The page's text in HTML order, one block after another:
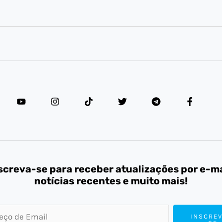
se para receber atualizações por e-
notícias recentes e muito mais!